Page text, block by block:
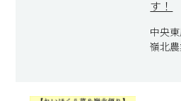
す！
中央
嶺北